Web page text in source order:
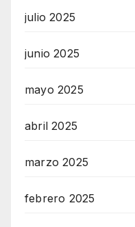
julio 2025
junio 2025
mayo 2025
abril 2025
marzo 2025
febrero 2025